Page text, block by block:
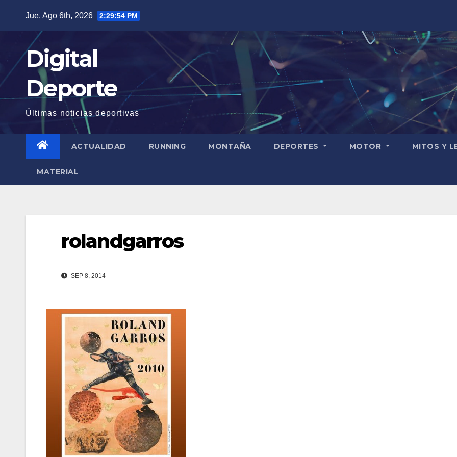
contenido
Jue. Ago 6th, 2026 2:29:55 PM
Digital
Deporte
Últimas noticias deportivas
ACTUALIDAD RUNNING MONTAÑA DEPORTES MOTOR MITOS Y
MATERIAL
rolandgarros
SEP 8, 2014